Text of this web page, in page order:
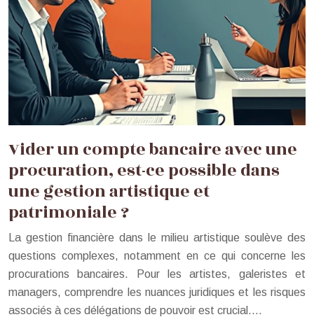
Vider un compte bancaire avec une
procuration, est-ce possible dans
une gestion artistique et
patrimoniale ?
La gestion financière dans le milieu artistique soulève des
questions complexes, notamment en ce qui concerne les
procurations bancaires. Pour les artistes, galeristes et
managers, comprendre les nuances juridiques et les risques
associés à ces délégations de pouvoir est crucial….